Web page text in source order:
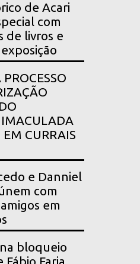
de Acari
com
de livros e
CURRAIS
e Danniel
com
em
bloqueio